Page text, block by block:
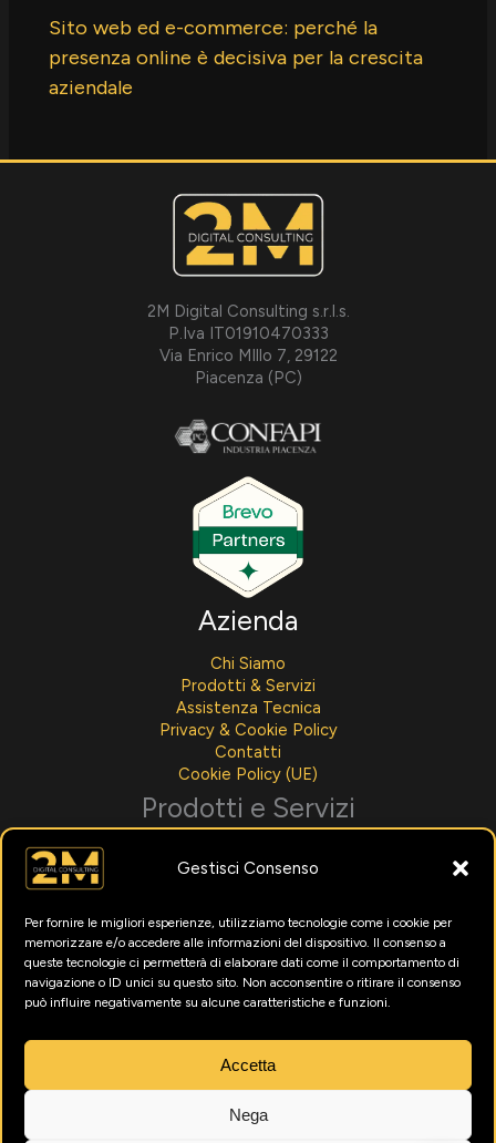
Gestisci Consenso
Per fornire le migliori esperienze, utilizziamo tecnologie come i cookie per
memorizzare e/o accedere alle informazioni del dispositivo. Il consenso a
queste tecnologie ci permetterà di elaborare dati come il comportamento di
navigazione o ID unici su questo sito. Non acconsentire o ritirare il consenso
può influire negativamente su alcune caratteristiche e funzioni.
Accetta
Nega
Sito web ed e-commerce: perché la
presenza online è decisiva per la crescita
aziendale
2M Digital Consulting s.r.l.s.
P.Iva IT01910470333
Via Enrico MIllo 7, 29122
Piacenza (PC)
Azienda
Chi Siamo
Prodotti & Servizi
Assistenza Tecnica
Privacy & Cookie Policy
Contatti
Cookie Policy (UE)
Prodotti e Servizi
Integrazioni AI
Noleggio Per Aziende
Menù Digitali
Formazione Intelligenza Artificiale
Marketing Digitale
Utility
News